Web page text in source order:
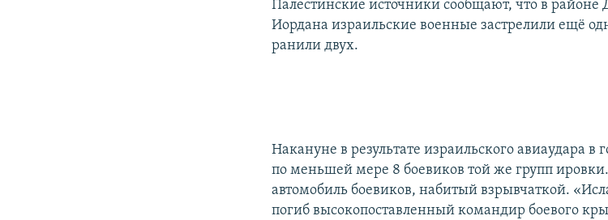
Палестинские источники сообщают, что в
Иордана израильские военные застрелили ещё
ранили двух.
Накануне в результате израильского авиаудара
по меньшей мере 8 боевиков той же групп
автомобиль боевиков, набитый взрывчаткой.
погиб высокопоставленный командир боевого